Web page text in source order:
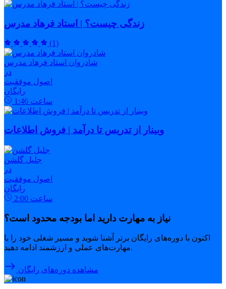
زندگی چیست؟ | استاد فرهاد مدرس
(1)
شادروان استاد فرهاد مدرس
در
اصول موفقیت
رایگان
1:46 ساعت
وبینار از تدریس تا درآمد | فروش اطلاعات
جلیل گلشن
در
اصول موفقیت
رایگان
2:00 ساعت
نیاز به مهارت دارید اما بودجه محدود است؟
اکنون با دوره‌های رایگان برتر آشنا شوید و مسیر شغلی خود را با
مهارت‌های عملی و ارزشمند ادامه دهید.
مشاهده دوره‌های رایگان